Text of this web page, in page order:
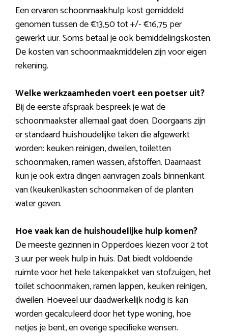
Een ervaren schoonmaakhulp kost gemiddeld
genomen tussen de €13,50 tot +/- €16,75 per
gewerkt uur. Soms betaal je ook bemiddelingskosten.
De kosten van schoonmaakmiddelen zijn voor eigen
rekening.
Welke werkzaamheden voert een poetser uit?
Bij de eerste afspraak bespreek je wat de
schoonmaakster allemaal gaat doen. Doorgaans zijn
er standaard huishoudelijke taken die afgewerkt
worden: keuken reinigen, dweilen, toiletten
schoonmaken, ramen wassen, afstoffen. Daarnaast
kun je ook extra dingen aanvragen zoals binnenkant
van (keuken)kasten schoonmaken of de planten
water geven.
Hoe vaak kan de huishoudelijke hulp komen?
De meeste gezinnen in Opperdoes kiezen voor 2 tot
3 uur per week hulp in huis. Dat biedt voldoende
ruimte voor het hele takenpakket van stofzuigen, het
toilet schoonmaken, ramen lappen, keuken reinigen,
dweilen. Hoeveel uur daadwerkelijk nodig is kan
worden gecalculeerd door het type woning, hoe
netjes je bent, en overige specifieke wensen.